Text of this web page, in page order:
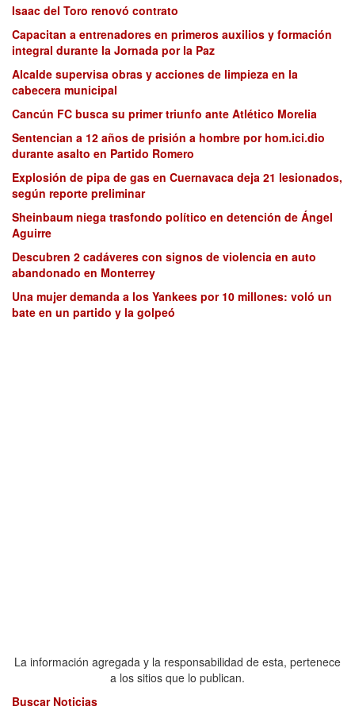
Isaac del Toro renovó contrato
Capacitan a entrenadores en primeros auxilios y formación
integral durante la Jornada por la Paz
Alcalde supervisa obras y acciones de limpieza en la
cabecera municipal
Cancún FC busca su primer triunfo ante Atlético Morelia
Sentencian a 12 años de prisión a hombre por hom.ici.dio
durante asalto en Partido Romero
Explosión de pipa de gas en Cuernavaca deja 21 lesionados,
según reporte preliminar
Sheinbaum niega trasfondo político en detención de Ángel
Aguirre
Descubren 2 cadáveres con signos de violencia en auto
abandonado en Monterrey
Una mujer demanda a los Yankees por 10 millones: voló un
bate en un partido y la golpeó
La información agregada y la responsabilidad de esta, pertenece
a los sitios que lo publican.
Buscar Noticias